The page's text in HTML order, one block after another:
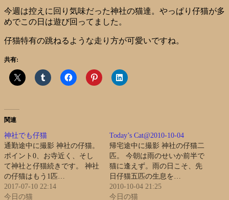
今週は控えに回り気味だった神社の猫達。やっぱり仔猫が多
めでこの日は遊び回ってました。
仔猫特有の跳ねるような走り方が可愛いですね。
共有:
関連
神社でも仔猫
通勤途中に撮影 神社の仔猫。
ポイント0、お寺近く、そし
て神社と仔猫続きです。 神社
の仔猫はもう1匹…
2017-07-10 22:14
今日の猫
Today’s Cat@2010-10-04
帰宅途中に撮影 神社の仔猫二
匹。 今朝は雨のせいか前半で
猫に逢えず。雨の日こそ、先
日仔猫五匹の生息を…
2010-10-04 21:25
今日の猫